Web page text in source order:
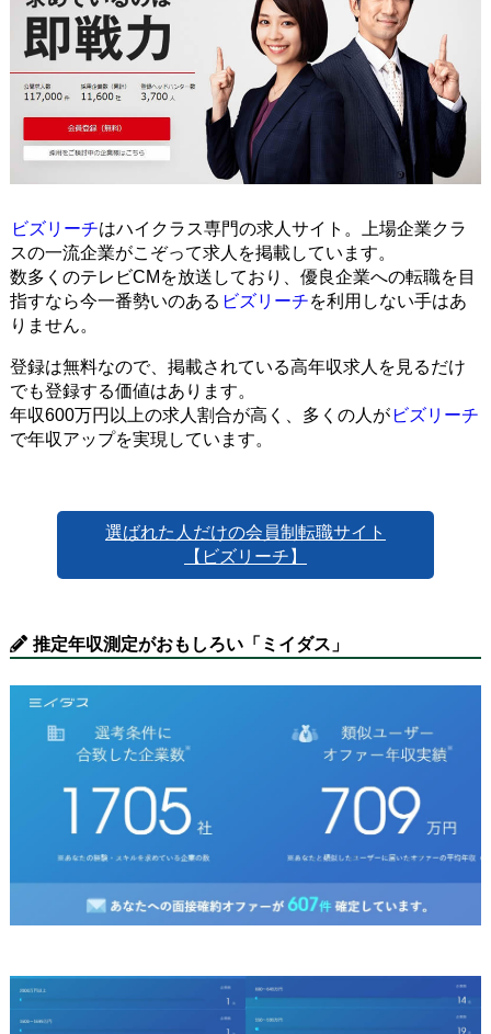
ビズリーチはハイクラス専門の求人サイト。上場企業クラ
スの一流企業がこぞって求人を掲載しています。
数多くのテレビCMを放送しており、優良企業への転職を目
指すなら今一番勢いのある ビズリーチを利用しない手はあ
りません。
登録は無料なので、掲載されている高年収求人を見るだけ
でも登録する価値はあります。
年収600万円以上の求人割合が高く、多くの人が ビズリーチ
で年収アップを実現しています。
選ばれた人だけの会員制転職サイト
【ビズリーチ】
推定年収測定がおもしろい「ミイダス」